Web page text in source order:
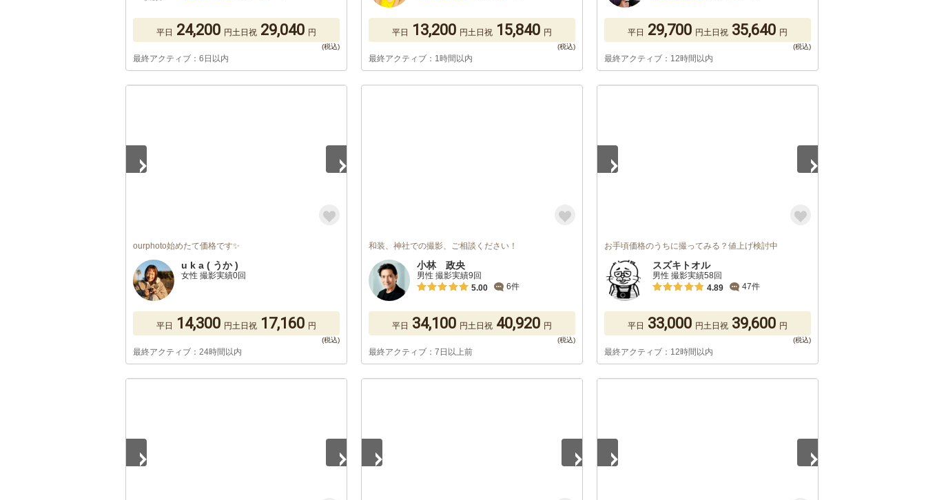
平日 24,200 円土日祝 29,040 円
最終アクティブ：6日以内
平日 13,200 円土日祝 15,840 円
最終アクティブ：1時間以内
平日 29,700 円土日祝 35,640 円
最終アクティブ：12時間以内
ourphoto始めたて価格です✨
u k a ( うか )
女性 撮影実績0回
平日 14,300 円土日祝 17,160 円
最終アクティブ：24時間以内
和装、神社での撮影、ご相談ください！
小林 政央
男性 撮影実績9回
5.00
6件
平日 34,100 円土日祝 40,920 円
最終アクティブ：7日以上前
お手頃価格のうちに撮ってみる？値上げ検討中
スズキトオル
男性 撮影実績58回
4.89
47件
平日 33,000 円土日祝 39,600 円
最終アクティブ：12時間以内